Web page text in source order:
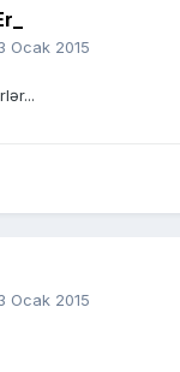
Ocak 2015
Ocak 2015